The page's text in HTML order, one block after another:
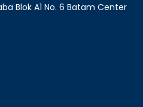
Blok A1 No. 6 Batam Center